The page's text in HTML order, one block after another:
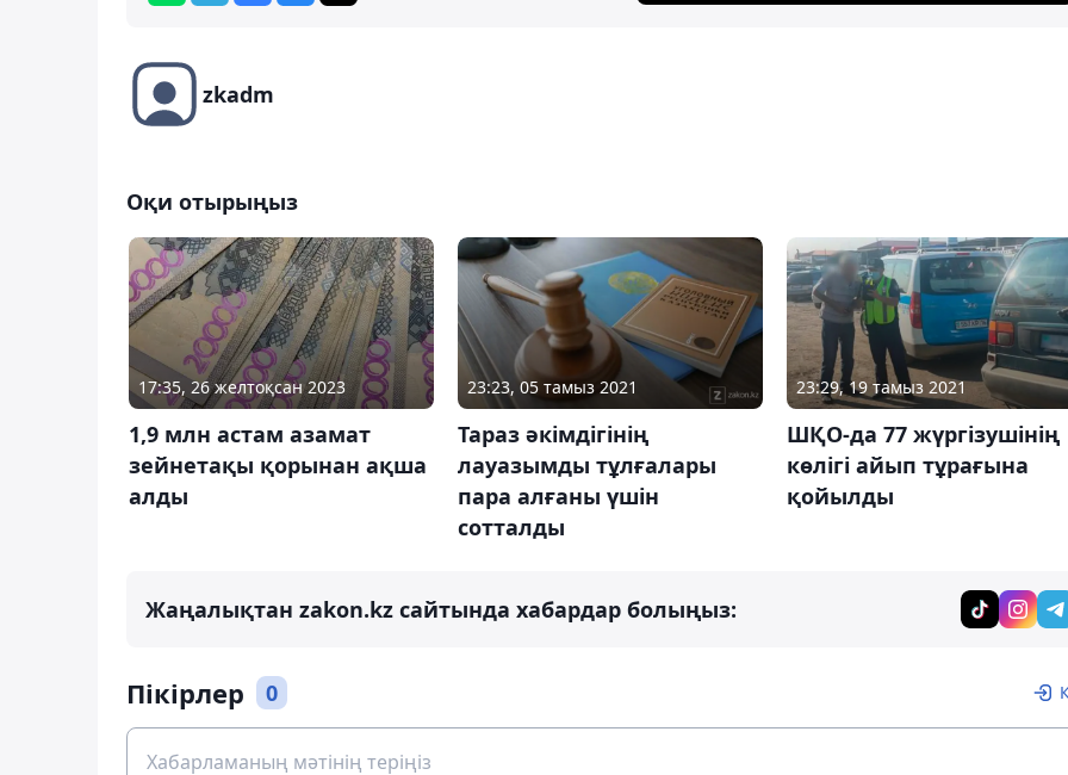
zkadm
Оқи отырыңыз
17:35, 26 желтоқсан 2023
1,9 млн астам азамат
зейнетақы қорынан ақша
алды
23:23, 05 тамыз 2021
Тараз әкімдігінің
лауазымды тұлғалары
пара алғаны үшін
сотталды
23:29, 19 тамыз 2021
ШҚО-да 77 жүргізушінің
көлігі айып тұрағына
қойылды
Жаңалықтан zakon.kz сайтында хабардар болыңыз:
Пікірлер 0